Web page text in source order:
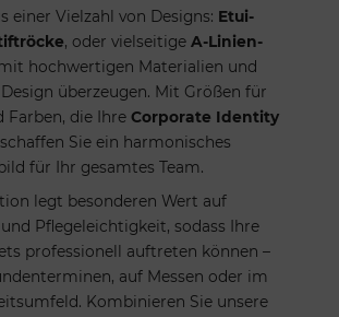
einer Vielzahl von Designs: Etui-
, oder vielseitige A-Linien-
hochwertigen Materialien und
überzeugen. Mit Größen für
Farben, die Ihre Corporate Identity
Sie ein harmonisches
für Ihr gesamtes Team.
legt besonderen Wert auf
Pflegeleichtigkeit, sodass Ihre
professionell auftreten können –
auf Messen oder im
Kombinieren Sie unsere